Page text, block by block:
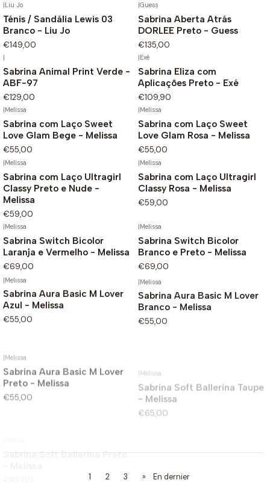
|Liu Jo
Ténis / Sandália Lewis 03
Branco - Liu Jo
€149,00
|Guess
Sabrina Aberta Atrás
DORLEE Preto - Guess
€135,00
|
Sabrina Animal Print Verde -
ABF-97
€129,00
|Exé
Sabrina Eliza com
Aplicações Preto - Exé
€109,90
Melissa
Sabrina com Laço Sweet
Love Glam Bege - Melissa
€55,00
Melissa
Sabrina com Laço Sweet
Love Glam Rosa - Melissa
€55,00
|Melissa
Sabrina com Laço Ultragirl
Classy Preto e Nude -
Melissa
€59,00
|Melissa
Sabrina com Laço Ultragirl
Classy Rosa - Melissa
€59,00
Melissa
Sabrina Switch Bicolor
Laranja e Vermelho - Melissa
€69,00
Melissa
Sabrina Switch Bicolor
Branco e Preto - Melissa
€69,00
|Melissa
Sabrina Aura Basic M Lover
Azul - Melissa
€55,00
|Melissa
Sabrina Aura Basic M Lover
Branco - Melissa
€55,00
Preto - Melissa
€55,00 €65,00
| Melissa
Sabrina Soft Ballerina Preto
Josh V
Sabrina Della Bege e
Castanho - Josh V
1 2 3 » En dernier